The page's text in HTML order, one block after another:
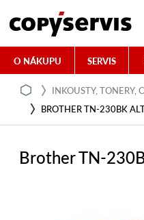
O NÁKUPU SERVIS
INKOUSTY, TONERY,
BROTHER TN-230BK
Brother TN-